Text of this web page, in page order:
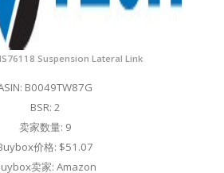
Suspension Lateral Link
B0049TW87G
BSR: 2
卖家数量: 9
价格: $51.07
卖家: Amazon